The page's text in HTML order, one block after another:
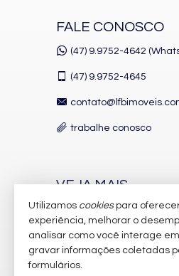
FALE CONOSCO
(47) 9.9752-4642
(47) 9.9752-4645
trabalhe conosco
VEJA MAIS
receba nosso
indicadores financeiros
Utilizamos cookiespara
experiência, melhorar o
analisar como você interage
gravar informações coletadas
formulários.